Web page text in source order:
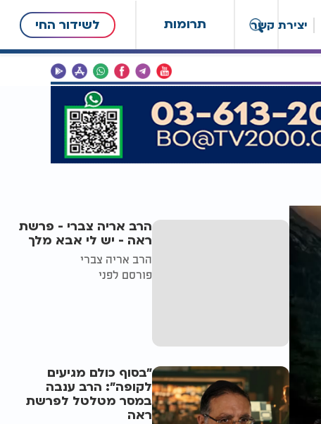
תרומות לשידור החי יצירת קשר
הרב אריה צברי - פרשת
ראה - יש לי אבא מלך
הרב אריה צברי
פורסם לפני
"בסוף כולם מגיעים
לקופה": הרב ענבה
במסר מטלטל לפרשת
ראה